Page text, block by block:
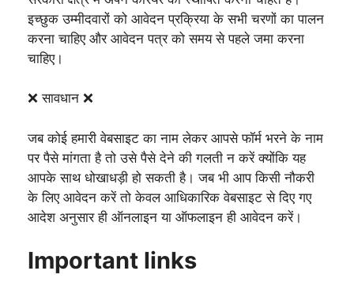
इच्छुक उम्मीदवारों को आवेदन प्रक्रिया के सभी चरणों का पालन
करना चाहिए और आवेदन पत्र को समय से पहले जमा करना
चाहिए।
❌ सावधान ❌
जब कोई हमारी वेबसाइट का नाम लेकर आपसे फॉर्म भरने के नाम
पर पैसे मांगता है तो उसे पैसे देने की गलती न करें क्योंकि यह
आपके साथ धोखाधड़ी हो सकती है। जब भी आप किसी नौकरी
के लिए आवेदन करें तो केवल आधिकारिक वेबसाइट से दिए गए
आदेश अनुसार ही ऑनलाइन या ऑफलाइन ही आवेदन करें।
Important links